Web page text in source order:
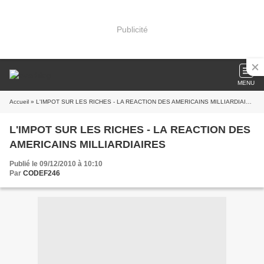
Publicité
MENU
Accueil » L'IMPOT SUR LES RICHES - LA REACTION DES AMERICAINS MILLIARDIAIRES
L'IMPOT SUR LES RICHES - LA REACTION DES
AMERICAINS MILLIARDIAIRES
Publié le 09/12/2010 à 10:10
Par CODEF246